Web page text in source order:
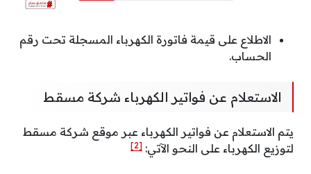
الاطلاع على قيمة فاتورة الكهرباء المسجلة تحت رقم
الحساب.
الاستعلام عن فواتير الكهرباء شركة مسقط
يتم الاستعلام عن فواتير الكهرباء عبر موقع شركة مسقط
لتوزيع الكهرباء على النحو الآتي: [2]